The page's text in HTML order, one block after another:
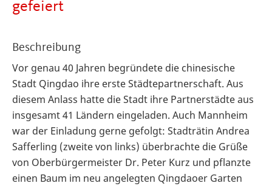
gefeiert
Beschreibung
Vor genau 40 Jahren begründete die chinesische
Stadt Qingdao ihre erste Städtepartnerschaft. Aus
diesem Anlass hatte die Stadt ihre Partnerstädte aus
insgesamt 41 Ländern eingeladen. Auch Mannheim
war der Einladung gerne gefolgt: Stadträtin Andrea
Safferling (zweite von links) überbrachte die Grüße
von Oberbürgermeister Dr. Peter Kurz und pflanzte
einen Baum im neu angelegten Qingdaoer Garten